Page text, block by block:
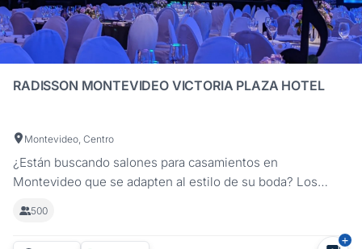
RADISSON MONTEVIDEO VICTORIA PLAZA HOTEL
Montevideo, Centro
¿Están buscando salones para casamientos en
Montevideo que se adapten al estilo de su boda? Los
ofrecen espacios versátiles para celebrar su matrimonio en
un entorno cuidado, bien ubicado y con servicios
500